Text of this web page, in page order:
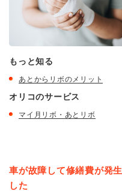
もっと知る
あとからリボのメリット
オリコのサービス
マイ月リボ・あとリボ
車が故障して修繕費が発生
した